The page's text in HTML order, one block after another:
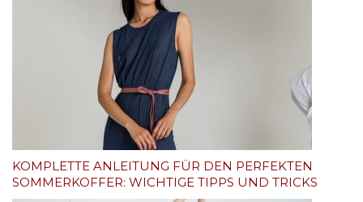
KOMPLETTE ANLEITUNG FÜR DEN PERFEKTEN
SOMMERKOFFER: WICHTIGE TIPPS UND TRICKS